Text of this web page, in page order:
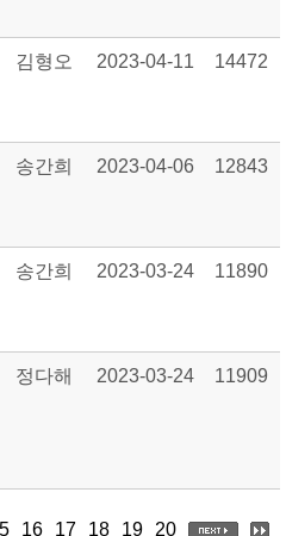
김형오 2023-04-11 14472
송간희 2023-04-06 12843
송간희 2023-03-24 11890
정다해 2023-03-24 11909
16 17 18 19 20